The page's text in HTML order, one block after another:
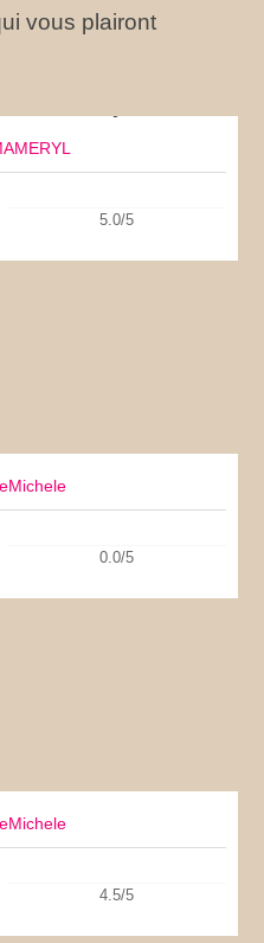
vous plairont
5.0/5
0.0/5
4.5/5